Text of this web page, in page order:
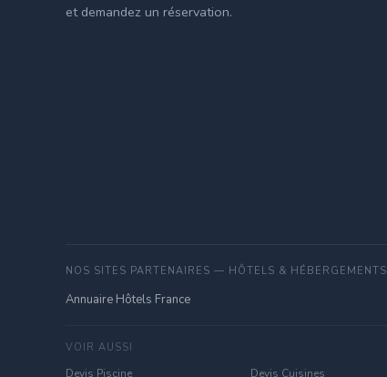
et demandez un réservation.
NOS SITES PARTENAIRES — HÔTELS & HÉBERGEMENTS
Annuaire Hôtels France
VOIR AUSSI
Devis Piscine Devis Cuisines